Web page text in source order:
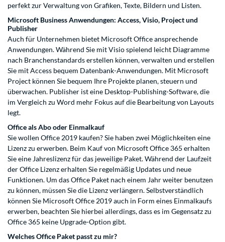
perfekt zur Verwaltung von Grafiken, Texte, Bildern und Listen.
Microsoft Business Anwendungen: Access, Visio, Project und
Publisher
Auch für Unternehmen bietet Microsoft Office ansprechende
Anwendungen. Während Sie mit Visio spielend leicht Diagramme
nach Branchenstandards erstellen können, verwalten und erstellen
Sie mit Access bequem Datenbank-Anwendungen. Mit Microsoft
Project können Sie bequem Ihre Projekte planen, steuern und
überwachen. Publisher ist eine Desktop-Publishing-Software, die
im Vergleich zu Word mehr Fokus auf die Bearbeitung von Layouts
legt.
Office als Abo oder Einmalkauf
Sie wollen Office 2019 kaufen? Sie haben zwei Möglichkeiten eine
Lizenz zu erwerben. Beim Kauf von Microsoft Office 365 erhalten
Sie eine Jahreslizenz für das jeweilige Paket. Während der Laufzeit
der Office Lizenz erhalten Sie regelmäßig Updates und neue
Funktionen. Um das Office Paket nach einem Jahr weiter benutzen
zu können, müssen Sie die Lizenz verlängern. Selbstverständlich
können Sie Microsoft Office 2019 auch in Form eines Einmalkaufs
erwerben, beachten Sie hierbei allerdings, dass es im Gegensatz zu
Office 365 keine Upgrade-Option gibt.
Welches Office Paket passt zu mir?